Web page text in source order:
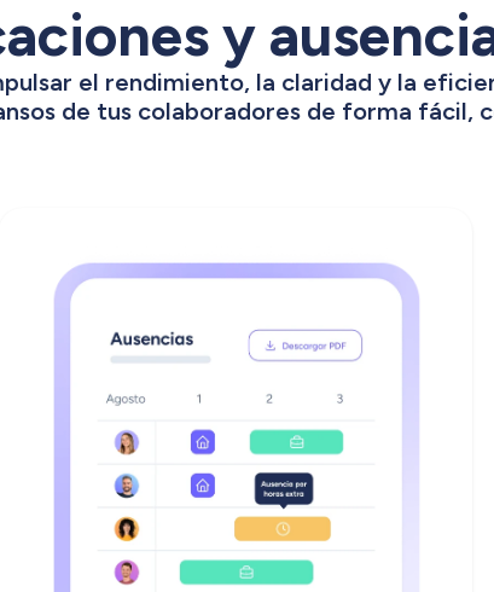
y
el rendimiento, la claridad y la
de tus colaboradores de forma fácil,